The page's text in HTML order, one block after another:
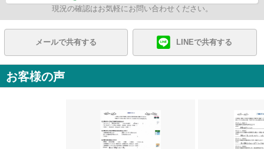
現況の確認はお気軽にお問い合わせください。
メールで共有する LINEで共有する
お客様の声